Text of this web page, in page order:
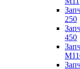
250
450